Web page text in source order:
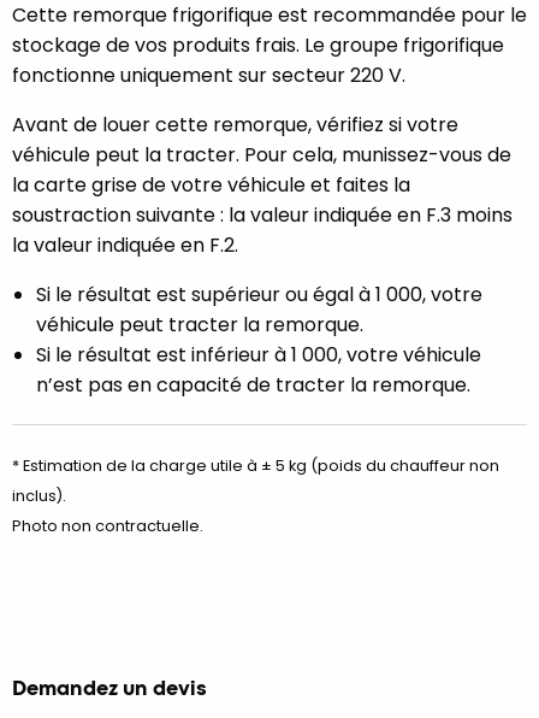
Cette remorque frigorifique est recommandée pour le
stockage de vos produits frais. Le groupe frigorifique
fonctionne uniquement sur secteur 220 V.
Avant de louer cette remorque, vérifiez si votre
véhicule peut la tracter. Pour cela, munissez-vous de
la carte grise de votre véhicule et faites la
soustraction suivante : la valeur indiquée en F.3 moins
la valeur indiquée en F.2.
Si le résultat est supérieur ou égal à 1 000, votre
véhicule peut tracter la remorque.
Si le résultat est inférieur à 1 000, votre véhicule
n’est pas en capacité de tracter la remorque.
* Estimation de la charge utile à ± 5 kg (poids du chauffeur non
inclus).
Photo non contractuelle.
Demandez un devis